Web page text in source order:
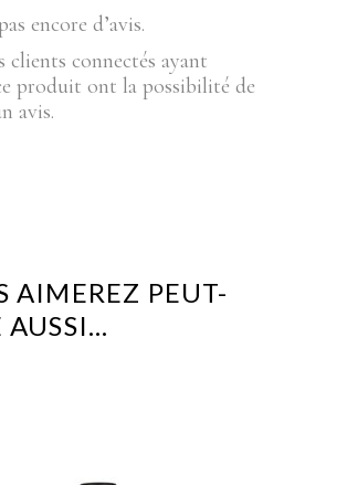
encore d’avis.
clients connectés ayant
produit ont la possibilité de
avis.
AIMEREZ PEUT-
AUSSI…